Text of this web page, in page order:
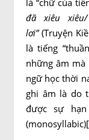
là “chữ của
đã xiêu
lơi”(Truyện
là tiếng
những âm mà
ngữ học thời
ghi âm là do
được sự